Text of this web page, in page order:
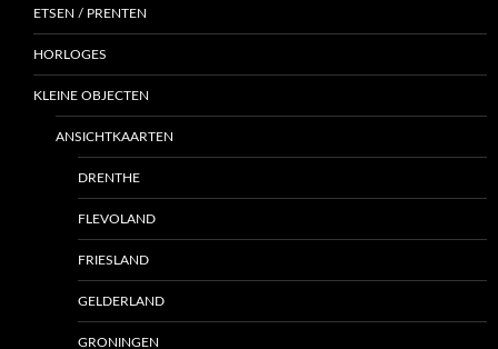
ETSEN / PRENTEN
HORLOGES
KLEINE OBJECTEN
ANSICHTKAARTEN
DRENTHE
FLEVOLAND
FRIESLAND
GELDERLAND
GRONINGEN